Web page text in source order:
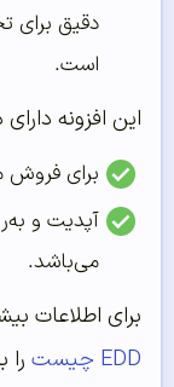
دقیق برای
است.
این افزونه
برای
آپدیت و
می‌باشد.
برای اطلاعات
EDD چیست